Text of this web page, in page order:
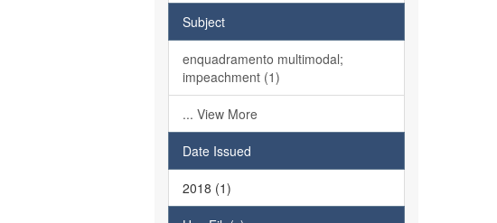
Subject
enquadramento multimodal;
impeachment (1)
... View More
Date Issued
2018 (1)